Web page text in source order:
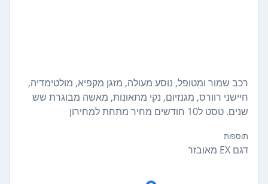
רכב שמור ומטופל, נוסע מעולה, מזגן מקפיא, מולטימדיה,
חיישני רוורס, מגנזיום, נקי מתאונות, מאשה מבוגרת שש
שנים. טסט ל10 חודשים מחיר מתחת למחירון
תוספות
דגם EX מאובזר